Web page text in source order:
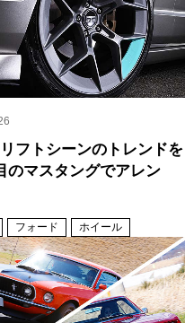
フトシーンのトレンドを
のマスタングでアレン
フォード ホイール